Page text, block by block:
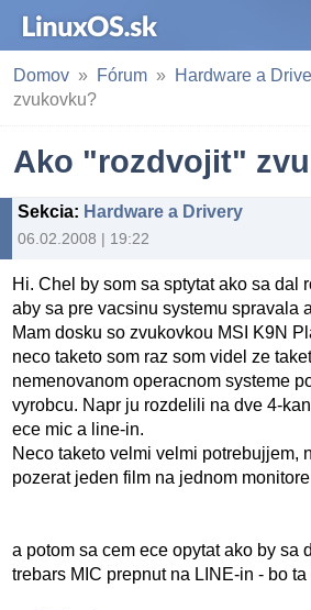
Domov Fórum Hardware a
zvukovku?
Ako "rozdvojit"
Sekcia: Hardware a Drivery
06.02.2008 | 19:22
Hi. Chel by som sa sptytat ako sa dal
aby sa pre vacsinu systemu spravala
Mam dosku so zvukovkou MSI K9N
neco taketo som raz som videl ze
nemenovanom operacnom systeme
vyrobcu. Napr ju rozdelili na dve 4-
ece mic a line-in.
Neco taketo velmi velmi potrebujjem,
pozerat jeden film na jednom
a potom sa cem ece opytat ako by sa
trebars MIC prepnut na LINE-in - bo